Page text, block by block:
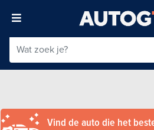
Vind de auto die het